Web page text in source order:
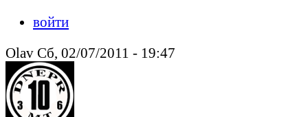
войти
Olav Сб, 02/07/2011 - 19:47